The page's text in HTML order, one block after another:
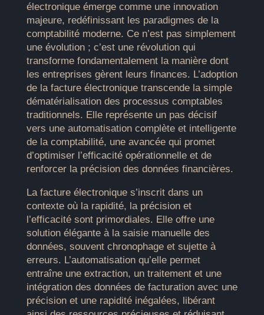
électronique émerge comme une innovation
majeure, redéfinissant les paradigmes de la
comptabilité moderne. Ce n’est pas simplement
une évolution ; c’est une révolution qui
transforme fondamentalement la manière dont
les entreprises gèrent leurs finances. L’adoption
de la facture électronique transcende la simple
dématérialisation des processus comptables
traditionnels. Elle représente un pas décisif
vers une automatisation complète et intelligente
de la comptabilité, une avancée qui promet
d’optimiser l’efficacité opérationnelle et de
renforcer la précision des données financières.
La facture électronique s’inscrit dans un
contexte où la rapidité, la précision et
l’efficacité sont primordiales. Elle offre une
solution élégante à la saisie manuelle des
données, souvent chronophage et sujette à
erreurs. L’automatisation qu’elle permet
entraîne une extraction, un traitement et une
intégration des données de facturation avec une
précision et une rapidité inégalées, libérant